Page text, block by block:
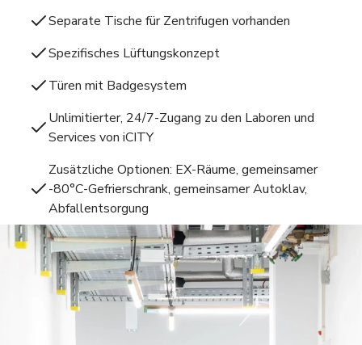
Separate Tische für Zentrifugen vorhanden
Spezifisches Lüftungskonzept
Türen mit Badgesystem
Unlimitierter, 24/7-Zugang zu den Laboren und
Services von iCITY
Zusätzliche Optionen: EX-Räume, gemeinsamer
-80°C-Gefrierschrank, gemeinsamer Autoklav,
Abfallentsorgung